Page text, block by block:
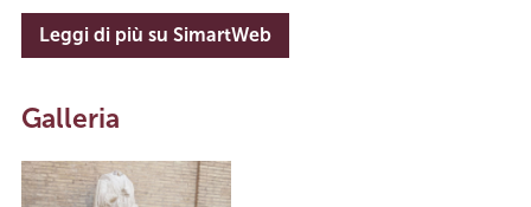
Leggi di più su SimartWeb
Galleria